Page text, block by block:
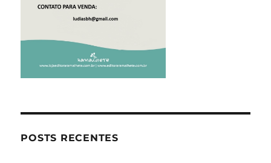
POSTS RECENTES